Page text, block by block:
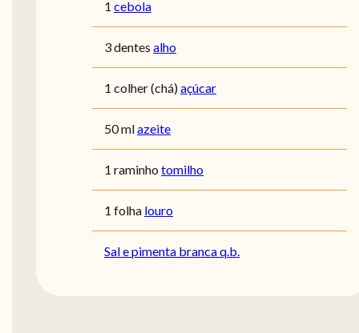
1 cebola
3 dentes alho
1 colher (chá)açúcar
50 mlazeite
1 raminho tomilho
1 folha louro
Sal e pimenta branca q.b.